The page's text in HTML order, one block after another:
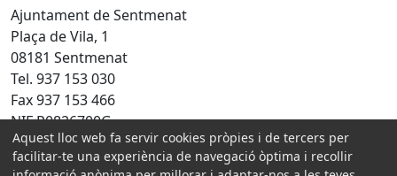
Ajuntament de Sentmenat
Plaça de Vila, 1
08181 Sentmenat
Tel. 937 153 030
Fax 937 153 466
NIF P0826700G
Amb la col·laboració de:
Aquest lloc web fa servir cookies pròpies i de tercers per
facilitar-te una experiència de navegació òptima i recollir